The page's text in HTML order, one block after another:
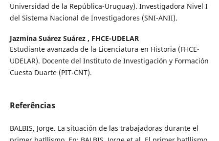
Universidad de la República-Uruguay). Investigadora Nivel I
del Sistema Nacional de Investigadores (SNI-ANII).
Jazmina Suárez Suárez , FHCE-UDELAR
Estudiante avanzada de la Licenciatura en Historia (FHCE-
UDELAR). Docente del Instituto de Investigación y Formación
Cuesta Duarte (PIT-CNT).
Referências
BALBIS, Jorge. La situación de las trabajadoras durante el